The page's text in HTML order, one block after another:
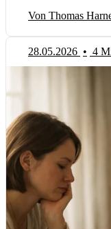
Von Thomas
28.05.2026 • 4